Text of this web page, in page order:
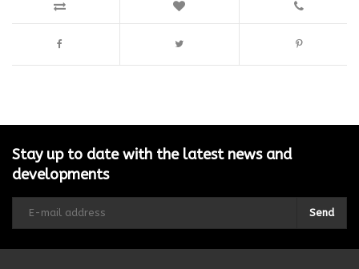
Stay up to date with the latest news and
developments
Send